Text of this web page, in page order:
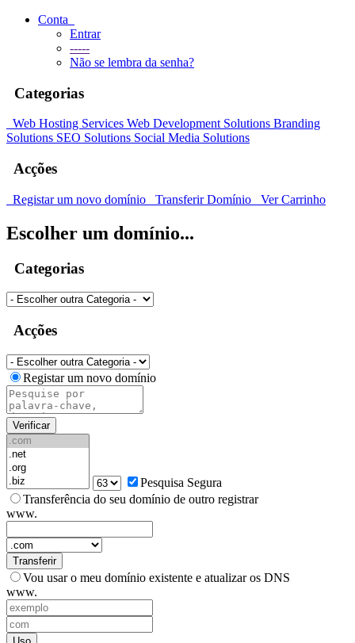
Conta
Entrar
-----
Não se lembra da senha?
Categorias
Web Hosting Services Web Development Solutions Branding
Solutions SEO Solutions Social Media Solutions
Acções
Registar um novo domínio Transferir Domínio Ver Carrinho
Escolher um domínio...
Categorias
Acções
Registar um novo domínio
Verificar
Pesquisa Segura
Transferência do seu domínio de outro registrar
www.
Transferir
Vou usar o meu domínio existente e atualizar os DNS
www.